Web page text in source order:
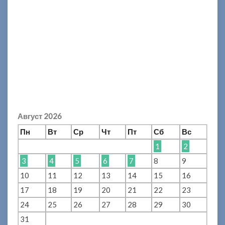
Август 2026
Пн
Вт Ср Чт Пт Сб Вс
1
2
3
4 5 6 7 8
9
10
11 12 13 14 15
16
17
18 19 20 21 22
23
24
25 26 27 28 29
30
31